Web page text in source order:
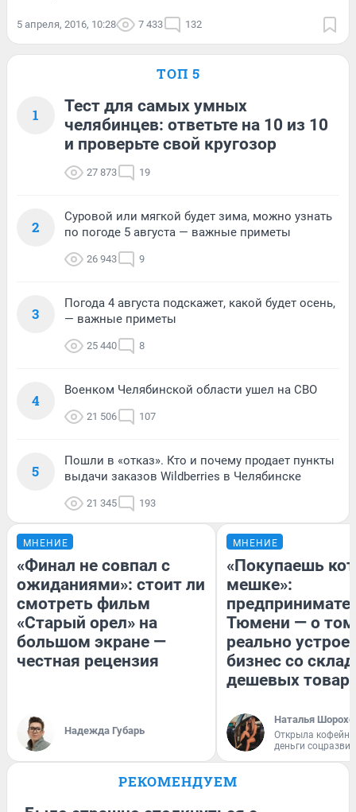
5 апреля, 2016, 10:28 7 433 132
ТОП 5
1
Тест для самых умных
челябинцев: ответьте на 10 из 10
и проверьте свой кругозор
27 873 19
2
Суровой или мягкой будет зима, можно узнать
по погоде 5 августа — важные приметы
26 943 9
3
Погода 4 августа подскажет, какой будет осень,
— важные приметы
25 440 8
4
Военком Челябинской области ушел на СВО
21 506 107
5
Пошли в «отказ». Кто и почему продает пункты
выдачи заказов Wildberries в Челябинске
21 345 193
МНЕНИЕ
«Финал не совпал с
ожиданиями»: стоит ли
смотреть фильм
«Старый орел» на
большом экране —
честная рецензия
Надежда Губарь
МНЕНИЕ
«Покупаешь
мешке»:
Тюмени — о
реально
бизнес со
дешевых
Наталья
Открыла
деньги
РЕКОМЕНДУЕМ